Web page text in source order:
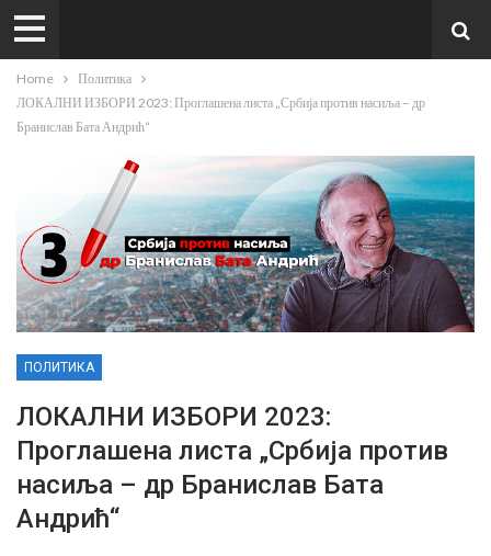
Home
Политика
ЛОКАЛНИ ИЗБОРИ 2023: Проглашена листа „Србија против насиља – др
Бранислав Бата Андрић“
ПОЛИТИКА
ЛОКАЛНИ ИЗБОРИ 2023:
Проглашена листа „Србија против
насиља – др Бранислав Бата
Андрић“